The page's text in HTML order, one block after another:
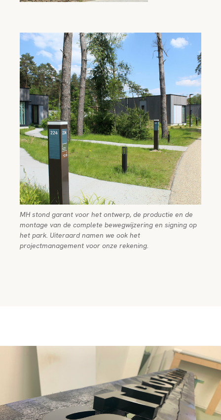
MH stond garant voor het ontwerp, de productie en de
montage van de complete bewegwijzering en signing op
het park. Uiteraard namen we ook het
projectmanagement voor onze rekening.